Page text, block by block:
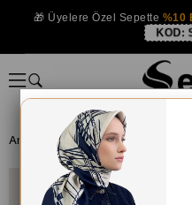
🎁 Üyelere Özel Sepette %10
KOD:
Anasayfa İPEK EŞARP